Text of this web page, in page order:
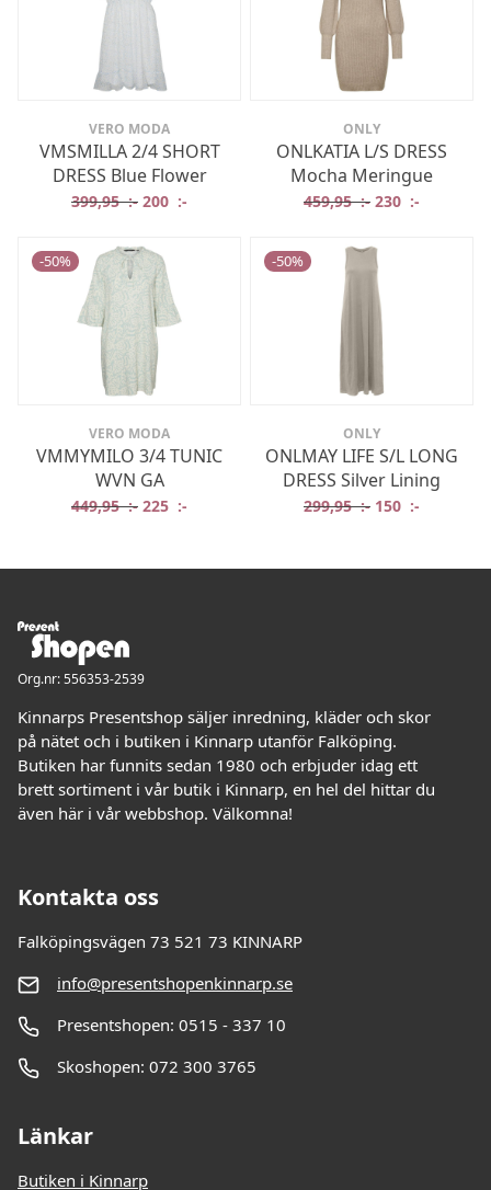
VERO MODA
VMSMILLA 2/4 SHORT
DRESS Blue Flower
399,95:- Det ursprungliga priset var: 399,95 :-.
200 :- Det nuvarande priset är: 200 :-.
ONLY
ONLKATIA L/S DRESS
Mocha Meringue
459,95:- Det
230 :-
-50%
VERO MODA
VMMYMILO 3/4 TUNIC
WVN GA
449,95:- Det ursprungliga priset var: 449,95 :-.
225 :- Det nuvarande priset är: 225 :-.
-50%
ONLY
ONLMAY LIFE S/L LONG
DRESS Silver Lining
299,95:- Det
150 :-
Org.nr: 556353-2539
Kinnarps Presentshop säljer inredning, kläder och skor
på nätet och i butiken i Kinnarp utanför Falköping.
Butiken har funnits sedan 1980 och erbjuder idag ett
brett sortiment i vår butik i Kinnarp, en hel del hittar du
även här i vår webbshop. Välkomna!
Kontakta oss
Falköpingsvägen 73 521 73 KINNARP
info@presentshopenkinnarp.se
Presentshopen: 0515 - 337 10
Skoshopen: 072 300 3765
Länkar
Butiken i Kinnarp